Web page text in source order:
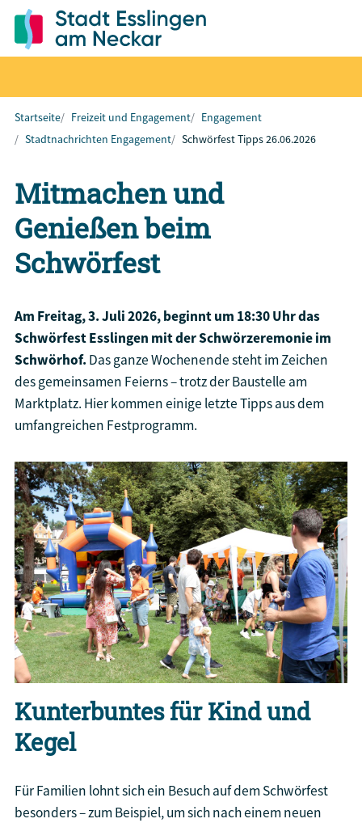
Startseite Freizeit und Engagement
Engagement
Stadtnachrichten Engagement
Schwörfest Tipps 26.06.2026
Mitmachen und
Genießen beim
Schwörfest
Am Freitag, 3. Juli 2026, beginnt um 18:30 Uhr das
Schwörfest Esslingen mit der Schwörzeremonie im
Schwörhof. Das ganze Wochenende steht im Zeichen
des gemeinsamen Feierns – trotz der Baustelle am
Marktplatz. Hier kommen einige letzte Tipps aus dem
umfangreichen Festprogramm.
Kunterbuntes für Kind und
Kegel
Für Familien lohnt sich ein Besuch auf dem Schwörfest
besonders – zum Beispiel, um sich nach einem neuen